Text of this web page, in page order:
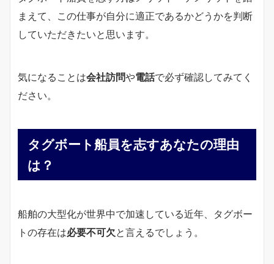
まえて、この仕事が自分に適正であるかどうかを判断
していただきたいと思います。
気になることは会社訪問や電話で必ず確認してみてく
ださい。
タグボート船員を志すあなたの理由
は？
船舶の大型化が世界中で加速している近年、タグボー
トの存在は必要不可欠と言えるでしょう。